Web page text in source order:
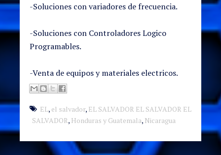
-Soluciones con variadores de frecuencia.
-Soluciones con Controladores Logico
Programables.
-Venta de equipos y materiales electricos.
EL, el salvador, EL SALVADOR EL SALVADOR EL
SALVADOR, Honduras y Guatemala, Nicaragua